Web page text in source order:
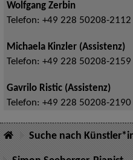
Wolfgang Zerbin
Telefon: +49 228 50208-2112
Michaela Kinzler (Assistenz)
Telefon: +49 228 50208-2159
Gavrilo Ristic (Assistenz)
Telefon: +49 228 50208-2190
Suche nach